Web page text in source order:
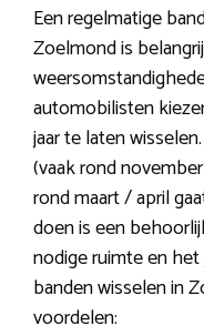
Een regelmatige
Zoelmond is
automobilisten
jaar te laten
(vaak rond
rond maart / april
doen is een
nodige ruimte en
banden wisselen in
voordelen: